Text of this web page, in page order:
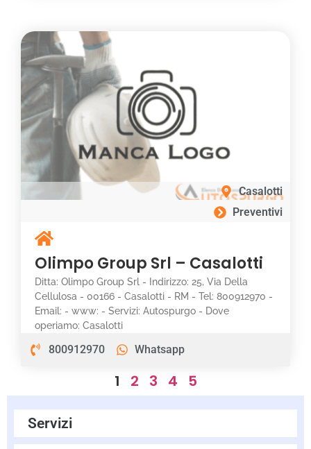
Casalotti
Preventivi
Olimpo Group Srl – Casalotti
Ditta: Olimpo Group Srl - Indirizzo: 25, Via Della
Cellulosa - 00166 - Casalotti - RM - Tel: 800912970 -
Email: - www: - Servizi: Autospurgo - Dove
operiamo: Casalotti
800912970 Whatsapp
1 2 3 4 5
Servizi